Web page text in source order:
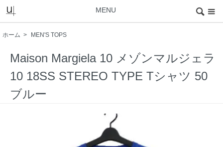
MENU
ホーム > MEN'S TOPS
Maison Margiela 10 メゾンマルジェラ
10 18SS STEREO TYPE Tシャツ 50
ブルー